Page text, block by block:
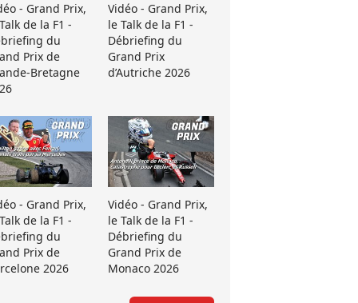
- Grand Prix,
de la F1 -
du
Prix de
Bretagne
Vidéo - Grand Prix,
le Talk de la F1 -
Débriefing du
Grand Prix
d’Autriche 2026
- Grand Prix,
de la F1 -
du
Prix de
2026
Vidéo - Grand Prix,
le Talk de la F1 -
Débriefing du
Grand Prix de
Monaco 2026